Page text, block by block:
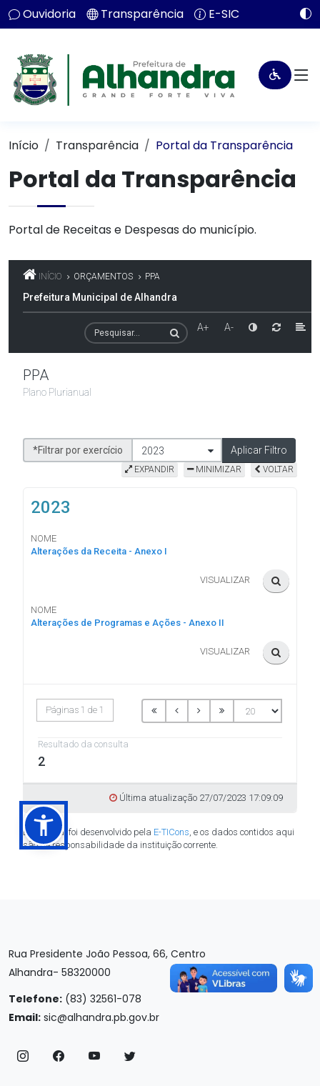
Ouvidoria Transparência E-SIC
Início Transparência Portal da Transparência
Portal da Transparência
Portal de Receitas e Despesas do município.
Rua Presidente João Pessoa, 66, Centro
Alhandra- 58320000
Telefone: (83) 32561-078
Email: sic@alhandra.pb.gov.br